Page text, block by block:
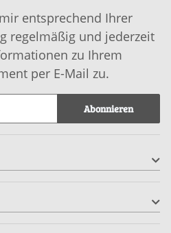
entsprechend Ihrer
regelmäßig und jederzeit
zu Ihrem
per E-Mail zu.
Abonnieren